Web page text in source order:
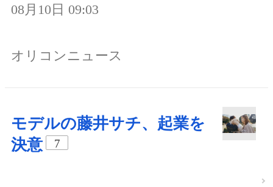
08月10日 09:03
オリコンニュース
モデルの藤井サチ、起業を
決意
7